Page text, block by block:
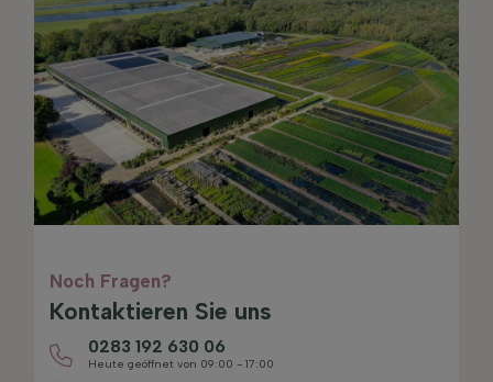
Noch Fragen?
Kontaktieren Sie uns
0283 192 630 06
Heute geöffnet von 09:00 - 17:00